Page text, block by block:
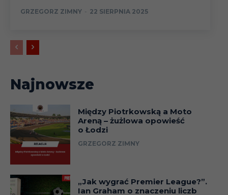
GRZEGORZ ZIMNY - 22 SIERPNIA 2025
Najnowsze
Między Piotrkowską a Moto
Areną – żużlowa opowieść
o Łodzi
GRZEGORZ ZIMNY
„Jak wygrać Premier League?”.
Ian Graham o znaczeniu liczb